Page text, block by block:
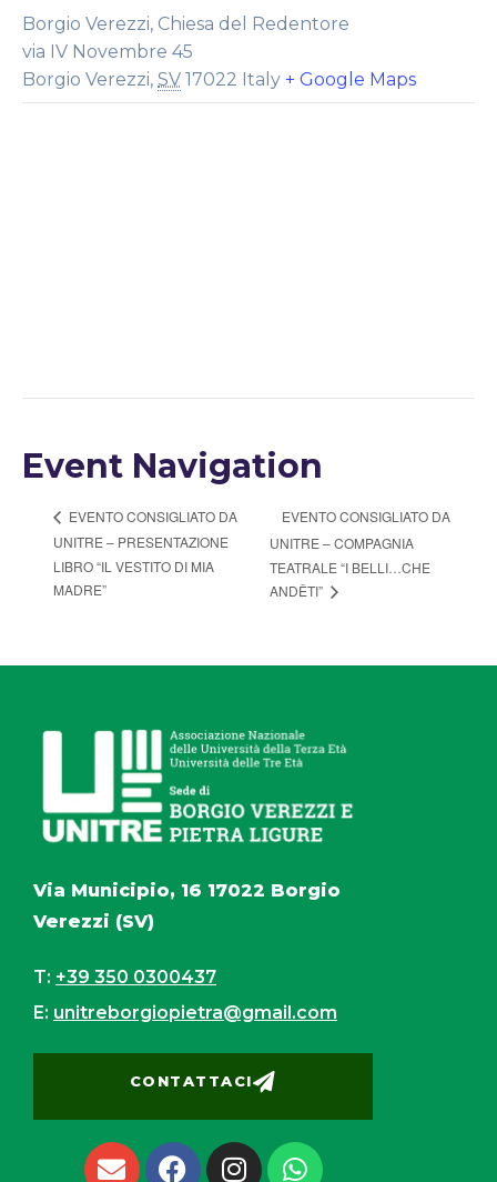
Borgio Verezzi, Chiesa del Redentore
via IV Novembre 45
Borgio Verezzi, SV 17022 Italy + Google Maps
Event Navigation
EVENTO CONSIGLIATO DA
UNITRE – PRESENTAZIONE
LIBRO “IL VESTITO DI MIA
MADRE”
EVENTO CONSIGLIATO DA
UNITRE – COMPAGNIA
TEATRALE “I BELLI…CHE
ANDÊTI”
Via Municipio, 16 17022 Borgio
Verezzi (SV)
T: +39 350 0300437
E: unitreborgiopietra@gmail.com
CONTATTACI